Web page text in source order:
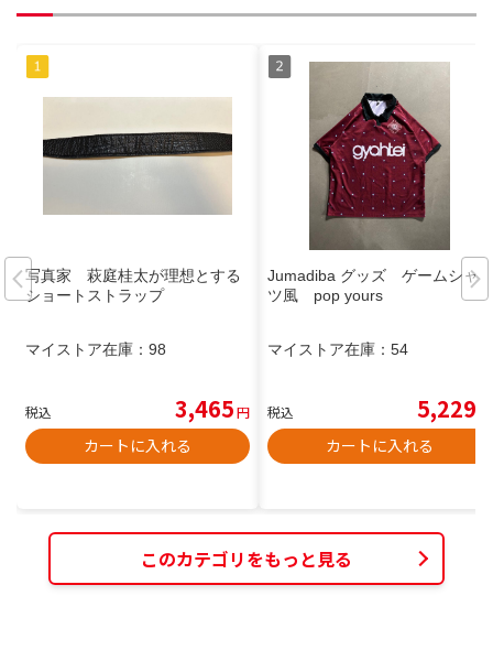
写真家 萩庭桂太が理想とする
ショートストラップ
マイストア在庫： 98
税込 3,465円
カートに入れる
Jumadiba グッズ ゲームシャ
ツ風 pop yours
マイストア在庫： 54
税込 5,229
カートに入れる
このカテゴリをもっと見る